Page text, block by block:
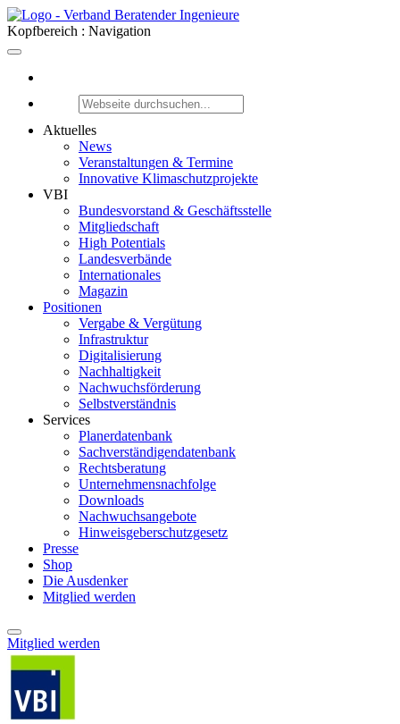
Kopfbereich : Navigation
Aktuelles
News
Veranstaltungen & Termine
Innovative Klimaschutzprojekte
VBI
Bundesvorstand & Geschäftsstelle
Mitgliedschaft
High Potentials
Landesverbände
Internationales
Magazin
Positionen
Vergabe & Vergütung
Infrastruktur
Digitalisierung
Nachhaltigkeit
Nachwuchsförderung
Selbstverständnis
Services
Planerdatenbank
Sachverständigendatenbank
Rechtsberatung
Unternehmensnachfolge
Downloads
Nachwuchsangebote
Hinweisgeberschutzgesetz
Presse
Shop
Die Ausdenker
Mitglied werden
Mitglied werden